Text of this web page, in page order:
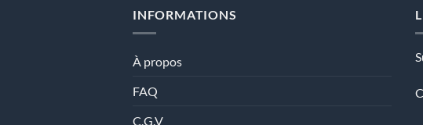
INFORMATIONS
À propos
FAQ
C.G.V